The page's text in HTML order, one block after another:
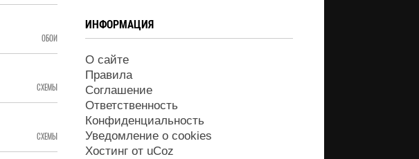
ОБОИ
СХЕМЫ
СХЕМЫ
ИНФОРМАЦИЯ
О сайте
Правила
Соглашение
Ответственность
Конфиденциальность
Уведомление о cookies
Хостинг от uCoz